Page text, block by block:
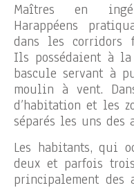
Maîtres en
Harappéens
dans les corridors
Ils possédaient à
bascule servant à
moulin à vent.
d’habitation et les
séparés les uns des
Les habitants, qui
deux et parfois
principalement des